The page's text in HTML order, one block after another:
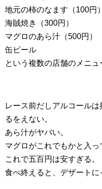
地元の柿のなます（100円）
海賊焼き（300円）
マグロのあら汁（500円）
缶ビール
という複数の店舗のメニュ
レース前だしアルコール
るをえない。
あら汁がヤバい。
マグロがこれでもかと入っ
これで五百円は安すぎる。
食べ終えると、デザートに